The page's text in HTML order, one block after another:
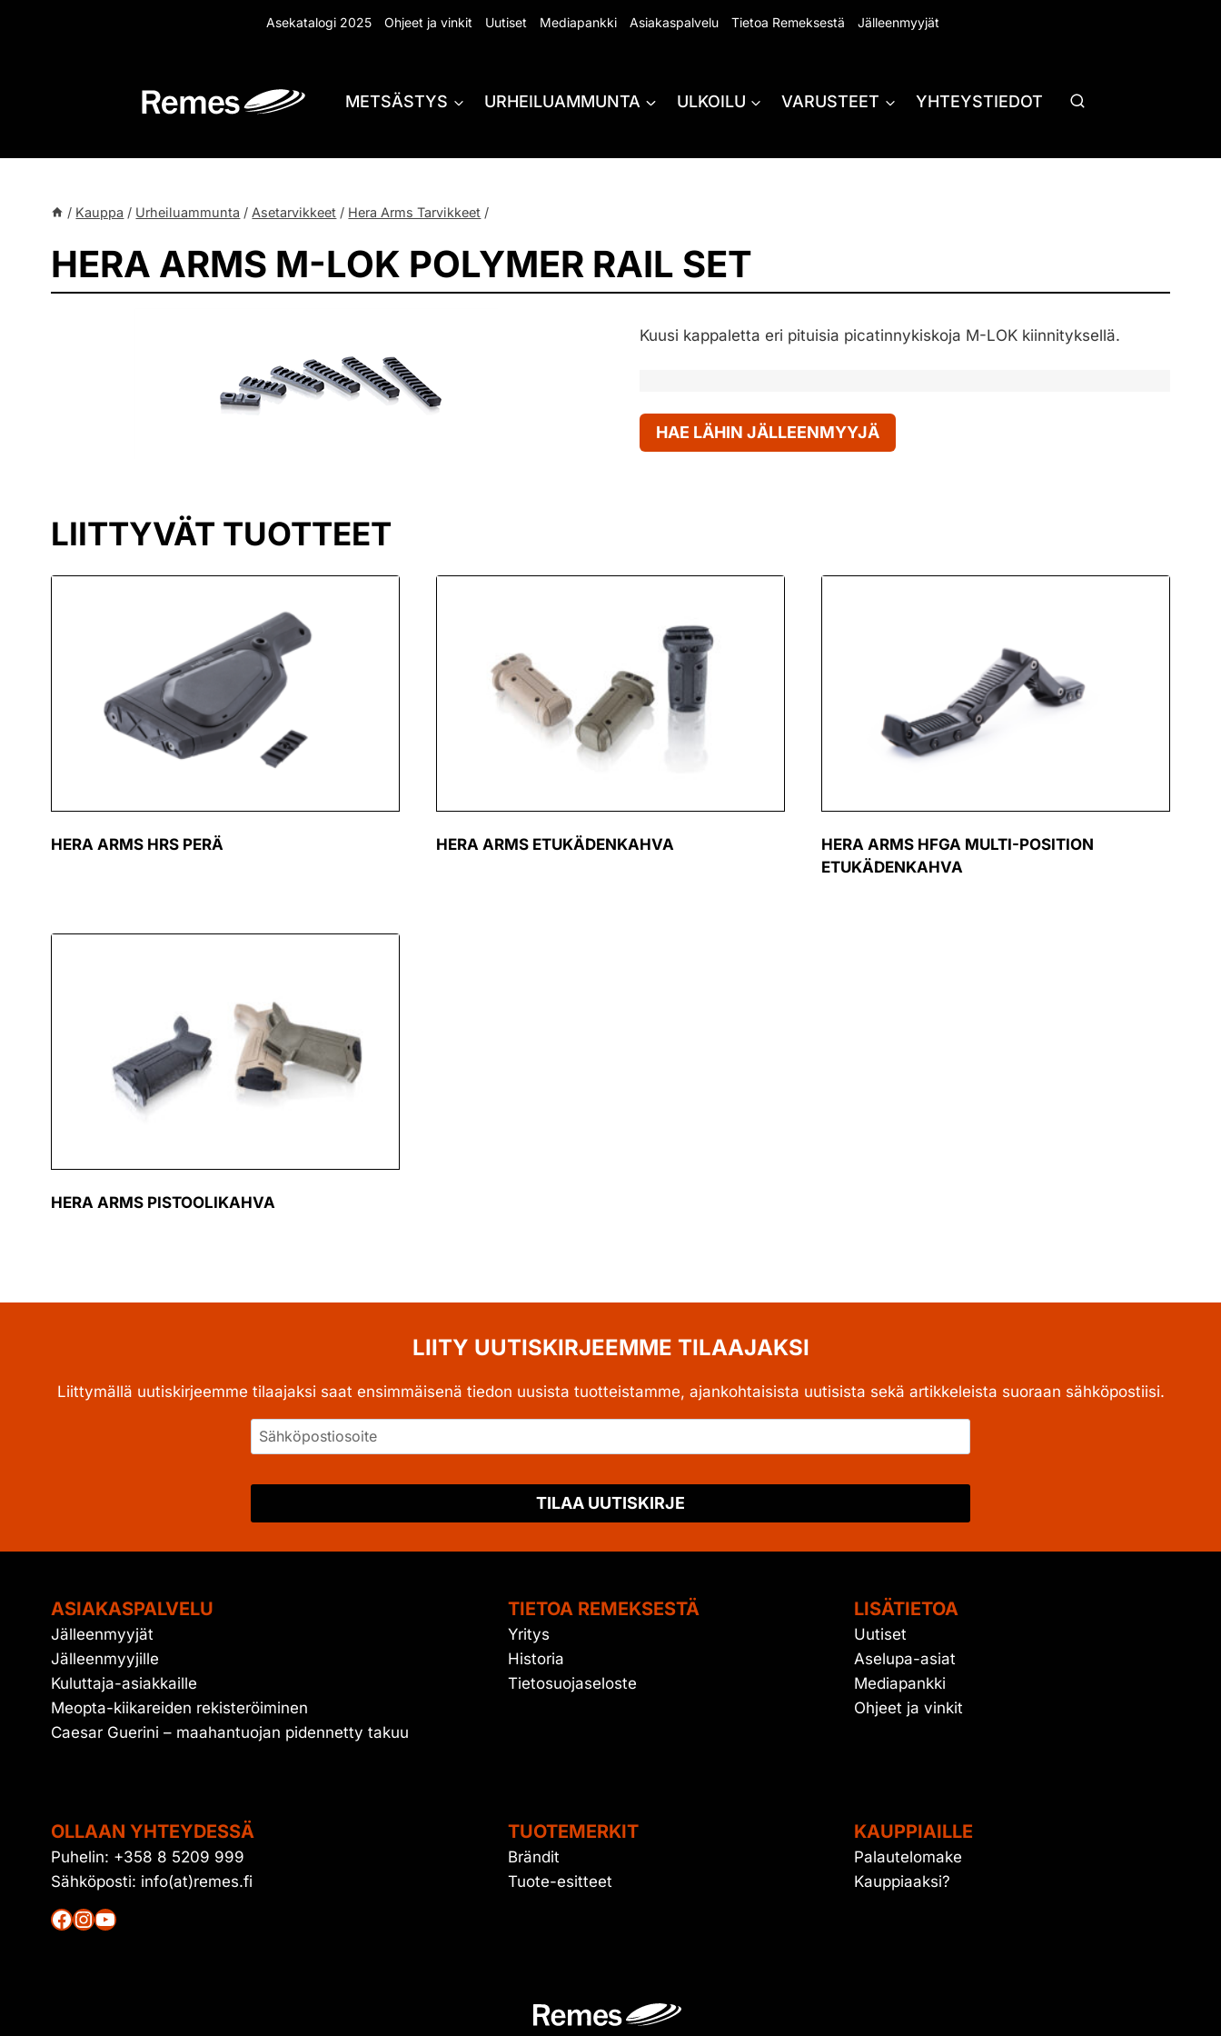
Asekatalogi 2025 Ohjeet ja vinkit Uutiset Mediapankki Asiakaspalvelu Tietoa Remeksestä Jälleenmyyjät
METSÄSTYS URHEILUAMMUNTA ULKOILU VARUSTEET YHTEYSTIEDOT
/ Kauppa / Urheiluammunta / Asetarvikkeet / Hera Arms Tarvikkeet /
HERA ARMS M-LOK POLYMER RAIL SET
Kuusi kappaletta eri pituisia picatinnykiskoja M-LOK kiinnityksellä.
HAE LÄHIN JÄLLEENMYYJÄ
LIITTYVÄT TUOTTEET
HERA ARMS HRS PERÄ HERA ARMS ETUKÄDENKAHVA
HERA ARMS HFGA MULTI-POSITION
ETUKÄDENKAHVA
HERA ARMS PISTOOLIKAHVA
LIITY UUTISKIRJEEMME TILAAJAKSI
Liittymällä uutiskirjeemme tilaajaksi saat ensimmäisenä tiedon uusista tuotteistamme, ajankohtaisista uutisista sekä artikkeleista suoraan sähköpostiisi.
TILAA UUTISKIRJE
ASIAKASPALVELU
Jälleenmyyjät
Jälleenmyyjille
Kuluttaja-asiakkaille
Meopta-kiikareiden rekisteröiminen
Caesar Guerini – maahantuojan pidennetty takuu
TIETOA REMEKSESTÄ
Yritys
Historia
Tietosuojaseloste
LISÄTIETOA
Uutiset
Aselupa-asiat
Mediapankki
Ohjeet ja vinkit
OLLAAN YHTEYDESSÄ
Puhelin: +358 8 5209 999
Sähköposti: info(at)remes.fi
Facebook
Instagram
YouTube
TUOTEMERKIT
Brändit
Tuote-esitteet
KAUPPIAILLE
Palautelomake
Kauppiaaksi?